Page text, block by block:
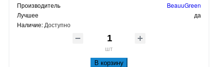
Производитель
BeauuGreen
Лучшее
да
Наличие: Доступно
шт
В корзину